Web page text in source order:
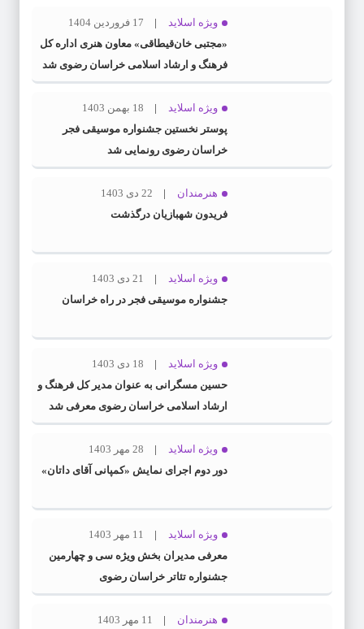
ویژه اسلاید
17 فروردین 1404
«مجتبی خان‌قیطاقی» معاون هنری اداره کل
فرهنگ و ارشاد اسلامی خراسان رضوی شد
ویژه اسلاید
18 بهمن 1403
پوستر نخستین جشنواره موسیقی فجر
خراسان رضوی رونمایی شد
هنرمندان
22 دی 1403
فریدون شهبازیان درگذشت
ویژه اسلاید
21 دی 1403
جشنواره موسیقی فجر در راه خراسان
ویژه اسلاید
18 دی 1403
حسین مسگرانی به عنوان مدیر کل فرهنگ و
ارشاد اسلامی خراسان رضوی معرفی شد
ویژه اسلاید
28 مهر 1403
دور دوم اجرای نمایش «کمپانی آقای داتان»
ویژه اسلاید
11 مهر 1403
معرفی مدیران بخش ویژه سی و چهارمین
جشنواره تئاتر خراسان رضوی
هنرمندان
11 مهر 1403